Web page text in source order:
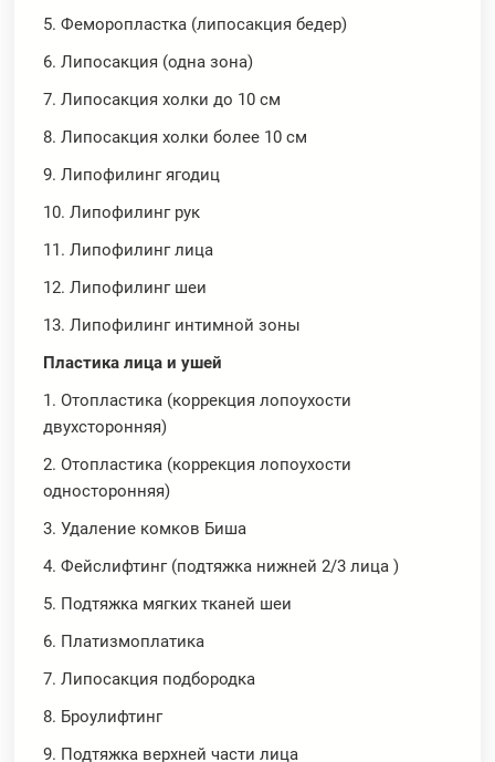
5. Феморопластка (липосакция бедер)
6. Липосакция (одна зона)
7. Липосакция холки до 10 см
8. Липосакция холки более 10 см
9. Липофилинг ягодиц
10. Липофилинг рук
11. Липофилинг лица
12. Липофилинг шеи
13. Липофилинг интимной зоны
Пластика лица и ушей
1. Отопластика (коррекция лопоухости
двухсторонняя)
2. Отопластика (коррекция лопоухости
односторонняя)
3. Удаление комков Биша
4. Фейслифтинг (подтяжка нижней 2/3 лица )
5. Подтяжка мягких тканей шеи
6. Платизмоплатика
7. Липосакция подбородка
8. Броулифтинг
9. Подтяжка верхней части лица